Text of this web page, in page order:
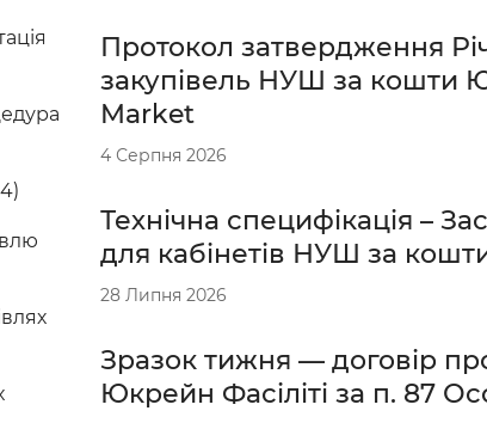
Протокол затвердження
закупівель НУШ за кошти
Market
4 Серпня 2026
Технічна специфікація –
для кабінетів НУШ за
28 Липня 2026
Зразок тижня — договір
Юкрейн Фасіліті за п. 87